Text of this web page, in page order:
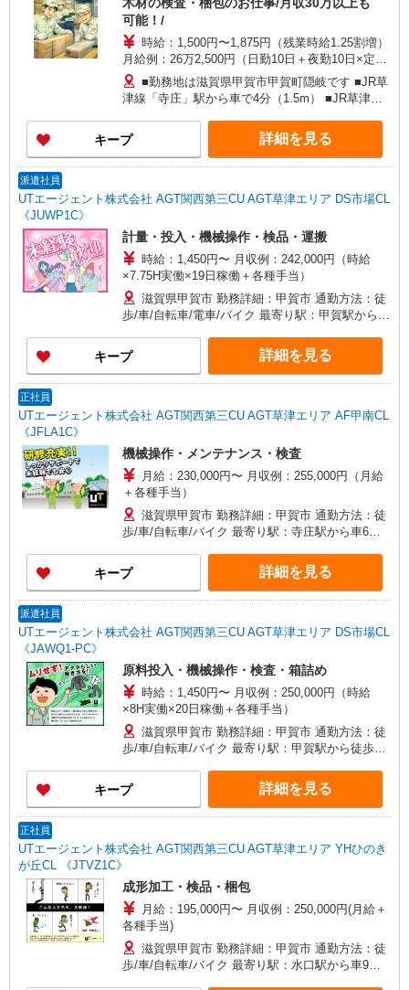
可能！/
時給：1,500円〜1,875円（残業時給1.25割増）
月給例：26万2,500円（日勤10日＋夜勤10日×定時
の場合）〜30万9,375円（日勤10日＋夜勤10日×残
業25時間の場合） ※交通費別途支給（上限1万円/
月・500円/日） ■残業時給1,875円（実働8時間を
超えてから） ■各種社会保険完備
■勤務地は滋賀県甲賀市甲賀町隠岐です ■JR草
津線「寺庄」駅から車で4分（1.5m） ■JR草津線
賀」駅から車で9分（4.5km） ■近江鉄道「水口」
駅から車で15分（7.5km） ■JR草津線「三雲」駅
から車で21分（12.1km） ■近江鉄道「日野」駅か
ら車で29分（19.3km） ■JR草津線「甲西」駅から
駐車場完備）
キープ 詳細を見る
派遣社員
UTエージェント株式会社 AGT関西第三CU AGT草津エリア DS市場CL
《JUWP1C》
計量・投入・機械操作・検品・運搬
時給：1,450円〜 月収例：242,000円（時給
×7.75H実働×19日稼働＋各種手当）
滋賀県甲賀市 勤務詳細：甲賀市 通勤方法：徒
歩/車/自転車/電車/バイク 最寄り駅：甲賀駅から徒
キープ 詳細を見る
正社員
UTエージェント株式会社 AGT関西第三CU AGT草津エリア AF甲南CL
《JFLA1C》
機械操作・メンテナンス・検査
月給：230,000円〜 月収例：255,000円（月給
＋各種手当）
滋賀県甲賀市 勤務詳細：甲賀市 通勤方法：徒
歩/車/自転車/バイク 最寄り駅：寺庄駅から車6分
キープ 詳細を見る
派遣社員
UTエージェント株式会社 AGT関西第三CU AGT草津エリア DS市場CL
《JAWQ1-PC》
原料投入・機械操作・検査・箱詰め
時給：1,450円〜 月収例：250,000円（時給
×8H実働×20日稼働＋各種手当）
滋賀県甲賀市 勤務詳細：甲賀市 通勤方法：徒
歩/車/自転車/バイク 最寄り駅：甲賀駅から徒歩2
キープ 詳細を見る
正社員
UTエージェント株式会社 AGT関西第三CU AGT草津エリア YHひのき
が丘CL 《JTVZ1C》
成形加工・検品・梱包
月給：195,000円〜 月収例：250,000円(月給＋
各種手当)
滋賀県甲賀市 勤務詳細：甲賀市 通勤方法：徒
歩/車/自転車/バイク 最寄り駅：水口駅から車9分